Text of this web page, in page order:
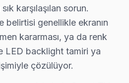
tamir ve bakımında
Profil ve Servis Rehberi
Teknik Servis Rehberi
Karşılaşılan Arızalar
karşılaşılan sorun.
belirtisi genellikle ekranın
kararması, ya da renk
LED backlight tamiri ya
çözülüyor.